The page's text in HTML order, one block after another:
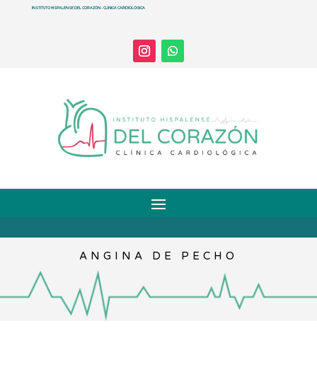
INSTITUTO HISPALENSE DEL CORAZÓN - CLÍNICA CARDIOLÓGICA
ANGINA DE PECHO